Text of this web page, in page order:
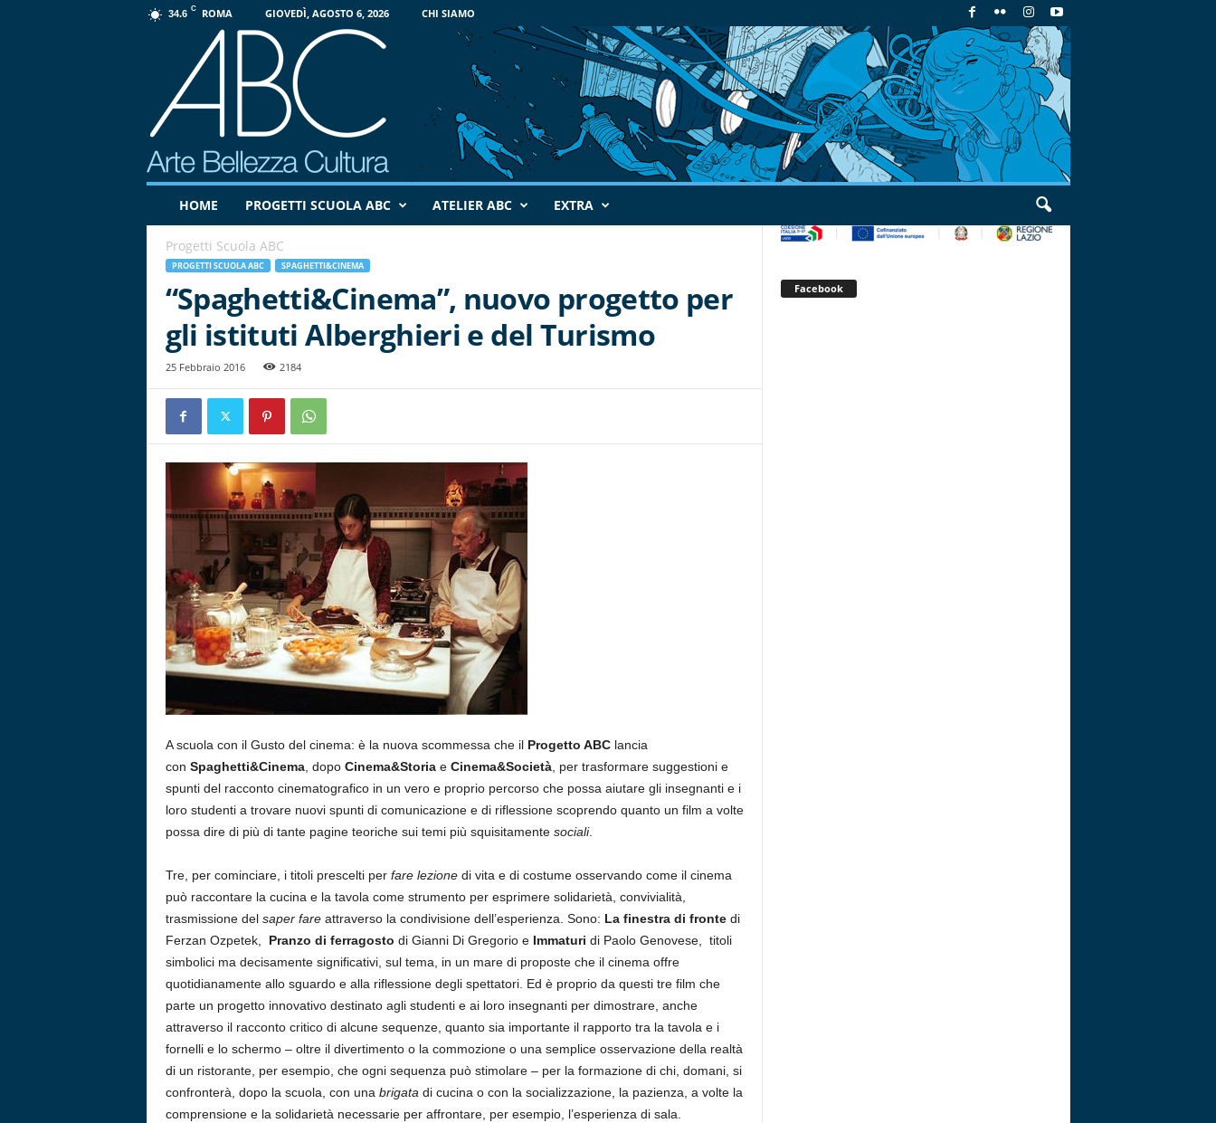
34.6 C ROMA GIOVEDÌ, AGOSTO 6, 2026 CHI SIAMO
o
HOME PROGETTI SCUOLA ABC ATELIER ABC EXTRA
Progetti Scuola ABC
PROGETTI SCUOLA ABC SPAGHETTI&CINEMA
“Spaghetti&Cinema”, nuovo progetto per
gli istituti Alberghieri e del Turismo
25 Febbraio 2016 2184
A scuola con il Gusto del cinema: è la nuova scommessa che il Progetto ABClancia
con Spaghetti&Cinema, dopo Cinema&Storiae Cinema&Società, per trasformare suggestioni e
spunti del racconto cinematografico in un vero e proprio percorso che possa aiutare gli insegnanti e i
loro studenti a trovare nuovi spunti di comunicazione e di riflessione scoprendo quanto un film a volte
possa dire di più di tante pagine teoriche sui temi più squisitamente sociali.
Tre, per cominciare, i titoli prescelti per fare lezionedi vita e di costume osservando come il cinema
può raccontare la cucina e la tavola come strumento per esprimere solidarietà, convivialità,
trasmissione del saper fareattraverso la condivisione dell’esperienza. Sono: La finestra di frontedi
Ferzan Ozpetek, Pranzo di ferragosto di Gianni Di Gregorio e Immaturi di Paolo Genovese, titoli
simbolici ma decisamente significativi, sul tema, in un mare di proposte che il cinema offre
quotidianamente allo sguardo e alla riflessione degli spettatori. Ed è proprio da questi tre film che
parte un progetto innovativo destinato agli studenti e ai loro insegnanti per dimostrare, anche
attraverso il racconto critico di alcune sequenze, quanto sia importante il rapporto tra la tavola e i
fornelli e lo schermo – oltre il divertimento o la commozione o una semplice osservazione della realtà
di un ristorante, per esempio, che ogni sequenza può stimolare – per la formazione di chi, domani, si
confronterà, dopo la scuola, con una brigata di cucina o con la socializzazione, la pazienza, a volte la
comprensione e la solidarietà necessarie per affrontare, per esempio, l’esperienza di sala.
Facebook